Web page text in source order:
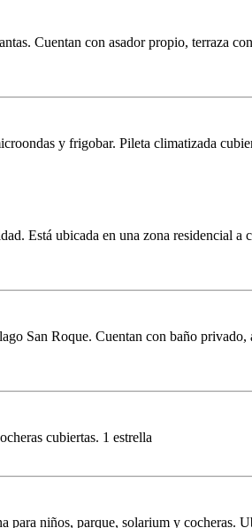
Cuentan con asador propio, terraza
y frigobar. Pileta climatizada
Está ubicada en una zona residencial
San Roque. Cuentan con baño
cubiertas. 1 estrella
niños, parque, solarium y cocheras.